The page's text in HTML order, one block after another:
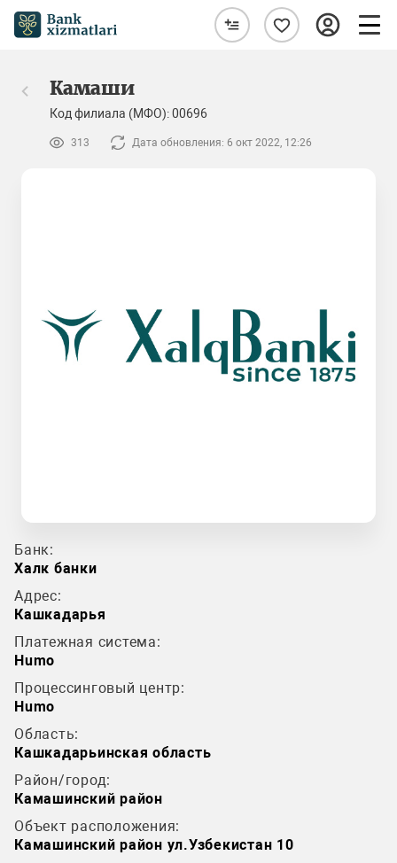
Камаши
Код филиала (МФО): 00696
313 Дата обновления: 6 окт 2022, 12:26
Банк:
Халк банки
Адрес:
Кашкадарья
Платежная система:
Humo
Процессинговый центр:
Humo
Область:
Кашкадарьинская область
Район/город:
Камашинский район
Объект расположения:
Камашинский район ул.Узбекистан 10